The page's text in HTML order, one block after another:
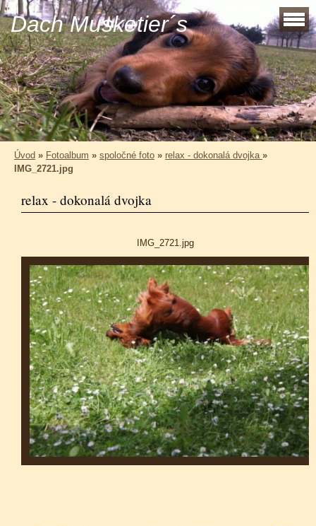
Dach Musketier´s
Úvod » Fotoalbum » spoločné foto » relax - dokonalá dvojka »
IMG_2721.jpg
relax - dokonalá dvojka
IMG_2721.jpg